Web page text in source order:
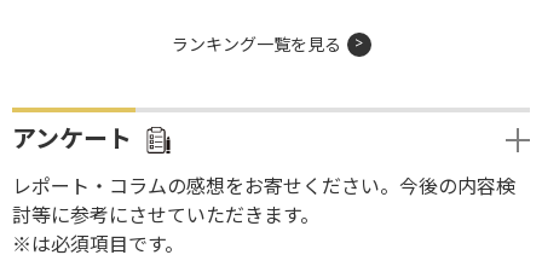
ランキング一覧を見る
アンケート
レポート・コラムの感想をお寄せください。今後の内容検
討等に参考にさせていただきます。
※は必須項目です。